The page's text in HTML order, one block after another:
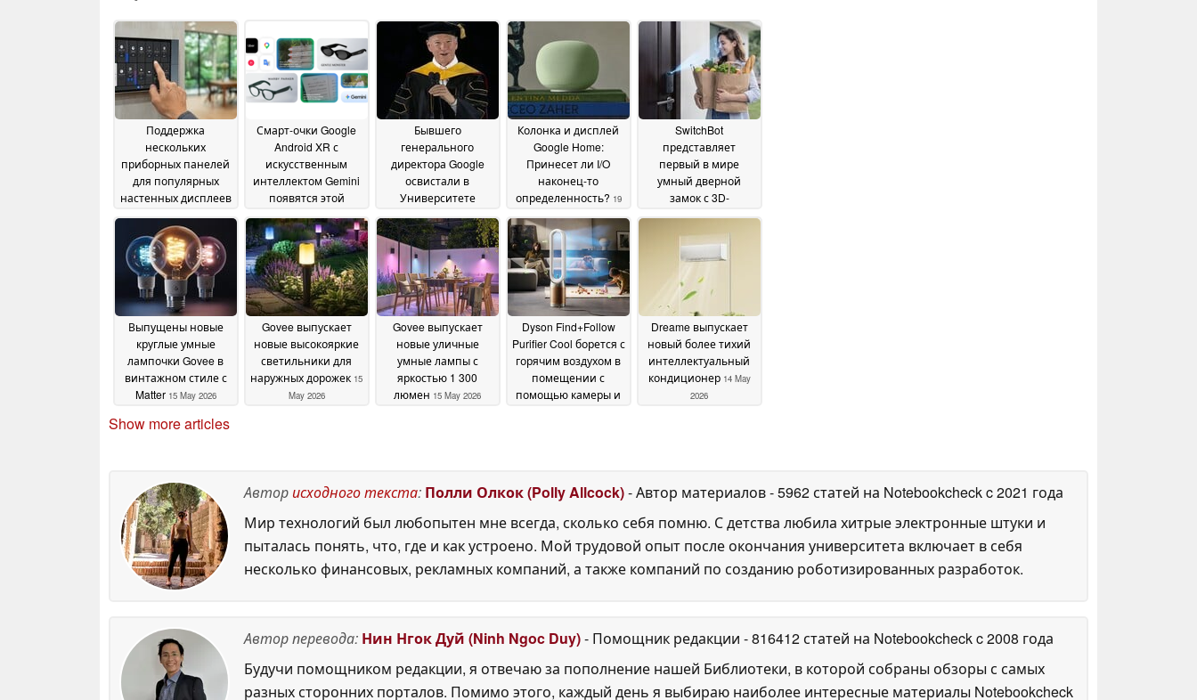
Поддержка
нескольких
приборных панелей
для популярных
настенных дисплеев
27 May 2026
Смарт-очки Google
Android XR с
искусственным
интеллектом Gemini
появятся этой
20 May 2026
Бывшего
генерального
директора Google
освистали в
Университете
высказывания об
искусственном
интеллекте19 May 2026
Колонка и дисплей
Google Home:
Принесет ли I/O
наконец-то
определенность? 19
May 2026
SwitchBot
представляет
первый в мире
умный дверной
замок с 3D-
15 May 2026
Выпущены новые
круглые умные
лампочки Govee в
винтажном стиле с
Matter 15 May 2026
Govee выпускает
новые высокояркие
светильники для
наружных дорожек 15
May 2026
Govee выпускает
новые уличные
умные лампы с
яркостью 1 300
люмен 15 May 2026
Dyson Find+Follow
Purifier Cool борется с
горячим воздухом в
помещении с
помощью камеры и
Dreame выпускает
новый более тихий
интеллектуальный
кондиционер 14 May
2026
Show more articles
Авторисходного текста: Полли Олкок (Polly Allcock)- Автор материалов- 5962 статей на Notebookcheckc 2021 года
Мир технологий был любопытен мне всегда, сколько себя помню. С детства любила хитрые электронные штуки и
пыталась понять, что, где и как устроено. Мой трудовой опыт после окончания университета включает в себя
несколько финансовых, рекламных компаний, а также компаний по созданию роботизированных разработок.
Автор перевода: Нин Нгок Дуй (Ninh Ngoc Duy)- Помощник редакции - 816412 статей на Notebookcheckc 2008 года
Будучи помощником редакции, я отвечаю за пополнение нашей Библиотеки, в которой собраны обзоры с самых
разных сторонних порталов. Помимо этого, каждый день я выбираю наиболее интересные материалы Notebookcheck